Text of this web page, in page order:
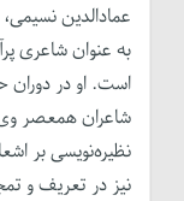
عمادالدین
به عنوان شاعری
است. او در دوران
شاعران همعصر وی،
نظیره‌نویسی بر
نیز در تعریف و